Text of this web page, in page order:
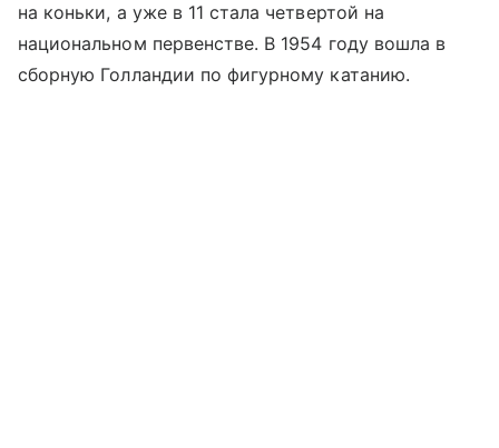
на коньки, а уже в 11 стала четвертой на
национальном первенстве. В 1954 году вошла в
сборную Голландии по фигурному катанию.